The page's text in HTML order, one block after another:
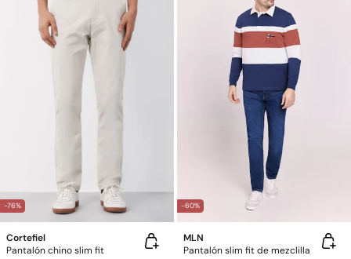
-76%
Cortefiel
Pantalón chino slim fit
-60%
MLN
Pantalón slim fit de mezclilla